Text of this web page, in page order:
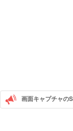
画面キャプチャの